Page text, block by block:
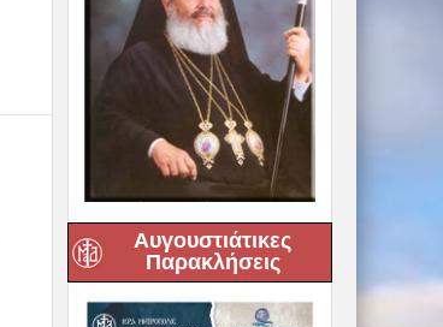
Αυγουστιάτικες
Παρακλήσεις